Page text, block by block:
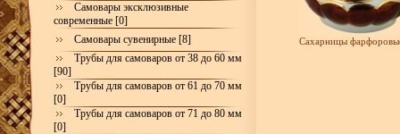
Самовары эксклюзивные
современные [0]
Самовары сувенирные [8]
Трубы для самоваров от 38 до 60 мм
[90]
Трубы для самоваров от 61 до 70 мм
[0]
Трубы для самоваров от 71 до 80 мм
[0]
Сахарницы